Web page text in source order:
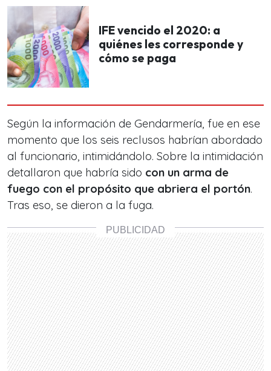
IFE vencido el 2020: a
quiénes les corresponde y
cómo se paga
Según la información de Gendarmería, fue en ese
momento que los seis reclusos habrían abordado
al funcionario, intimidándolo. Sobre la intimidación
detallaron que habría sido con un arma de
fuego con el propósito que abriera el portón.
Tras eso, se dieron a la fuga.